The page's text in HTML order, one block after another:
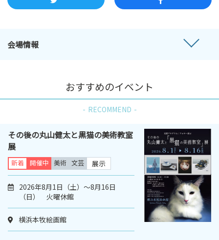
会場情報
おすすめのイベント
RECOMMEND
その後の丸山健太と黒猫の美術教室
展
新着 開催中 美術 文芸 展示
2026年8月1日（土）～8月16日
（日） 火曜休館
横浜本牧絵画館